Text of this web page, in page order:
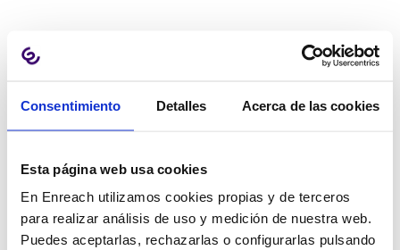
Consentimiento Detalles Acerca de las cookies
Esta página web usa cookies
En Enreach utilizamos cookies propias y de terceros
para realizar análisis de uso y medición de nuestra web.
Puedes aceptarlas, rechazarlas o configurarlas pulsando